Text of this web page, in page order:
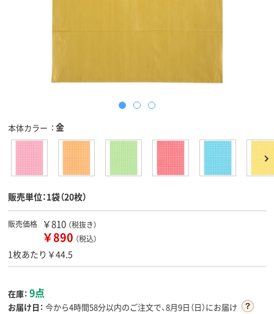
本体カラー 金
販売単位：1袋（20枚）
販売価格 ￥810 （税抜き）
￥890 （税込）
1枚あたり￥44.5
在庫： 9点
お届け日： 今から4時間58分以内のご注文で、8月9日（日）にお届け